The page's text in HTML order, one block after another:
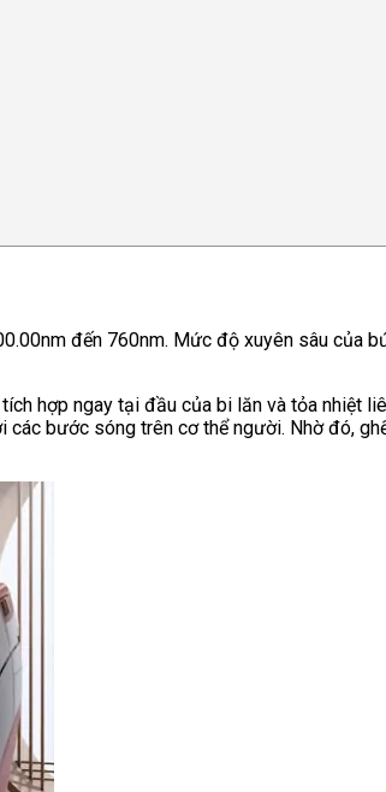
đến 760nm. Mức độ xuyên sâu của
hợp ngay tại đầu của bi lăn và tỏa nhiệt
bước sóng trên cơ thể người. Nhờ đó,